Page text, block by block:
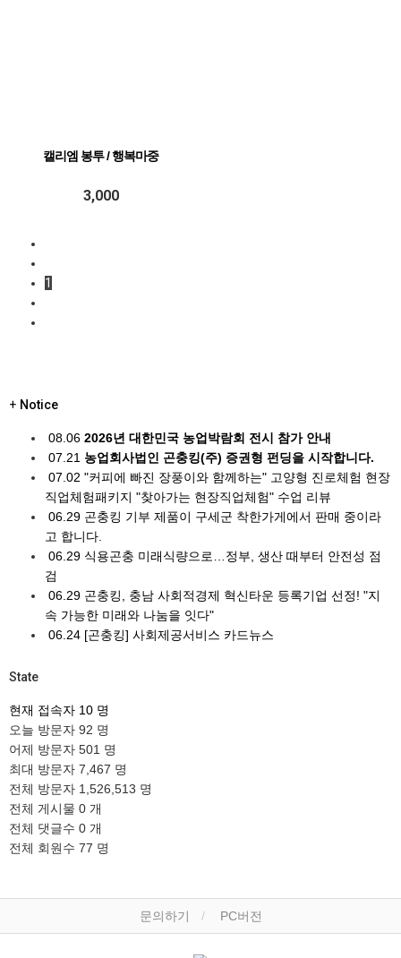
캘리엠 봉투 / 행복마중
3,000
1
+ Notice
08.06 2026년 대한민국 농업박람회 전시 참가 안내
07.21 농업회사법인 곤충킹(주) 증권형 펀딩을 시작합니다.
07.02 "커피에 빠진 장풍이와 함께하는" 고양형 진로체험 현장
직업체험패키지 "찾아가는 현장직업체험" 수업 리뷰
06.29 곤충킹 기부 제품이 구세군 착한가게에서 판매 중이라
고 합니다.
06.29 식용곤충 미래식량으로…정부, 생산 때부터 안전성 점
검
06.29 곤충킹, 충남 사회적경제 혁신타운 등록기업 선정! "지
속 가능한 미래와 나눔을 잇다"
06.24 [곤충킹] 사회제공서비스 카드뉴스
State
현재 접속자 10 명
오늘 방문자 92 명
어제 방문자 501 명
최대 방문자 7,467 명
전체 방문자 1,526,513 명
전체 게시물 0 개
전체 댓글수 0 개
전체 회원수 77 명
문의하기 PC버전